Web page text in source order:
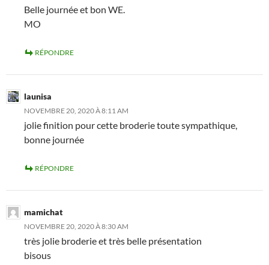
Belle journée et bon WE.
MO
RÉPONDRE
launisa
NOVEMBRE 20, 2020 À 8:11 AM
jolie finition pour cette broderie toute sympathique,
bonne journée
RÉPONDRE
mamichat
NOVEMBRE 20, 2020 À 8:30 AM
très jolie broderie et très belle présentation
bisous